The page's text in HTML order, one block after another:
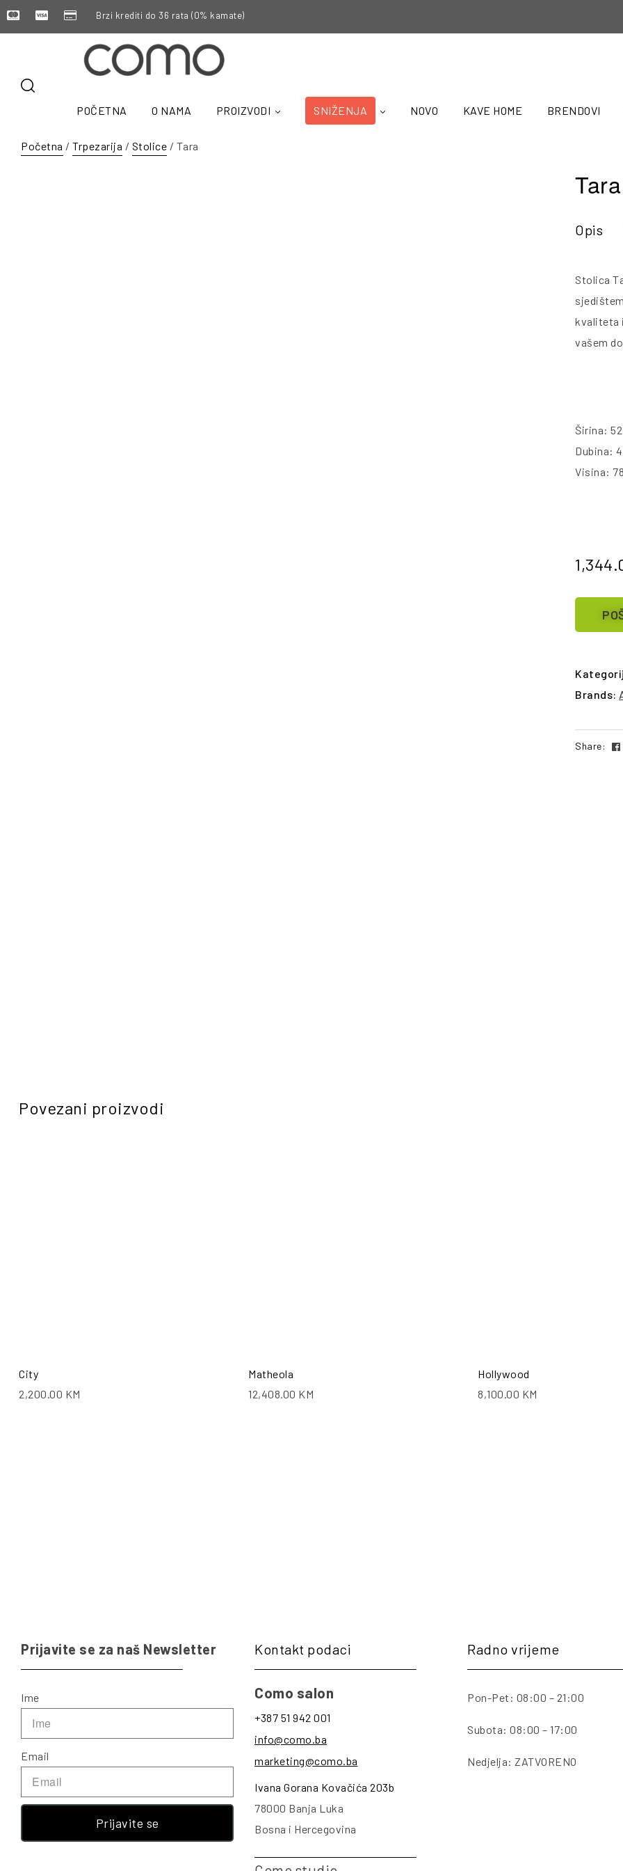
Brzi krediti do 36 rata (0% kamate)
POČETNA O NAMA PROIZVODI SNIŽENJA NOVO KAVE HOME BRENDOVI
Početna / Trpezarija / Stolice / Tara
Tara
Opis
Stolica
kvaliteta
vašem
Širina:
Dubina:
Visina:
Brands:
Share:
Povezani proizvodi
City
2,200.00 KM
Matheola
12,408.00 KM
Hollywood
8,100.00 KM
Prijavite se za naš Newsletter
Ime
Email
Prijavite se
Kontakt podaci
Como salon
+387 51 942 001
info@como.ba
marketing@como.ba
Ivana Gorana Kovačića 203b
78000 Banja Luka
Bosna i Hercegovina
Radno vrijeme
Pon-Pet: 08:00 – 21:00
Subota: 08:00 – 17:00
Nedjelja: ZATVORENO